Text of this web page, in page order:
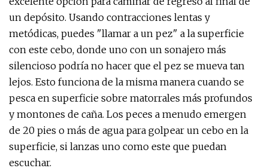
un depósito. Usando contracciones lentas y
metódicas, puedes "llamar a un pez" a la superficie
con este cebo, donde uno con un sonajero más
silencioso podría no hacer que el pez se mueva tan
lejos. Esto funciona de la misma manera cuando se
pesca en superficie sobre matorrales más profundos
y montones de caña. Los peces a menudo emergen
de 20 pies o más de agua para golpear un cebo en la
superficie, si lanzas uno como este que puedan
escuchar.